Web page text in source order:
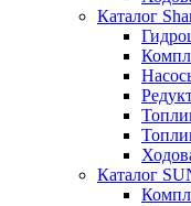
Каталог
Каталог